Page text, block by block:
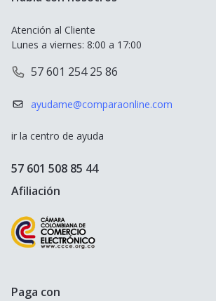
Seguro de Viaje Cruceros
SOAT
Tarjeta de Crédito
Crédito de Vehículo
Crédito Hipotecario
Crédito de Consumo
Seguro para Motos
Atención al Cliente
Lunes a viernes: 8:00 a 17:00
57 601 254 25 86
ayudame@comparaonline.com
ir la centro de ayuda
57 601 508 85 44
Afiliación
Paga con